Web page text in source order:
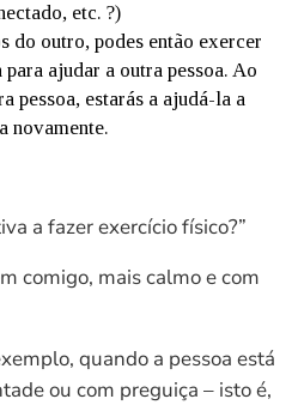
etc. ?)
do outro, podes então exercer
ajudar a outra pessoa. Ao
pessoa, estarás a ajudá-la a
novamente.
a fazer exercício físico?”
comigo, mais calmo e com
quando a pessoa está
ou com preguiça – isto é,